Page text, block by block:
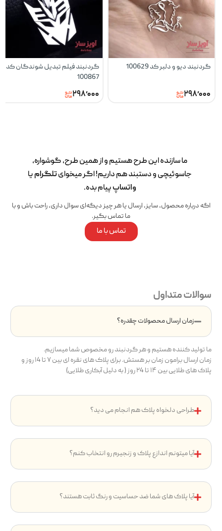
گردنبند دیو و دلبر کد 100629
۲۹۸٬۰۰۰
گردنبند فیلم تبدیل شوندگان کد
100867
۲۹۸٬۰۰۰
ما سازنده این طرح‌ هستیم و از همین طرح، گوشواره،
جاسوئیچی و دستبند هم داریم! اگر میخوایتلگرامیا
واتساپپیام بده.
اگه درباره محصول، سایز، ارسال یا هر چیز دیگه‌ای سوال داری، راحت باش و با
ما تماس بگیر.
تماس با ما
سوالات متداول
زمان ارسال محصولات چقدره؟
ما تولید کننده هستیم و هر گردنبند رو مخصوص شما میسازیم.
زمان ارسال برامون زمان بر هستش. برای پلاک های نقره ای بین ۷ تا ۱4 روز و
پلاک های طلایی بین ۱۴ تا ۲4 روز ( به دلیل آبکاری طلایی)
طراحی دلخواه پلاک هم انجام می دید؟
آیا میتونم اندازع پلاک و زنجیرم رو انتخاب کنم؟
آیا پلاک های شما ضد حساسیت و رنگ ثابت هستند؟